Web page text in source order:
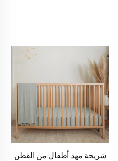
شريحة مهد أطفال من القطن